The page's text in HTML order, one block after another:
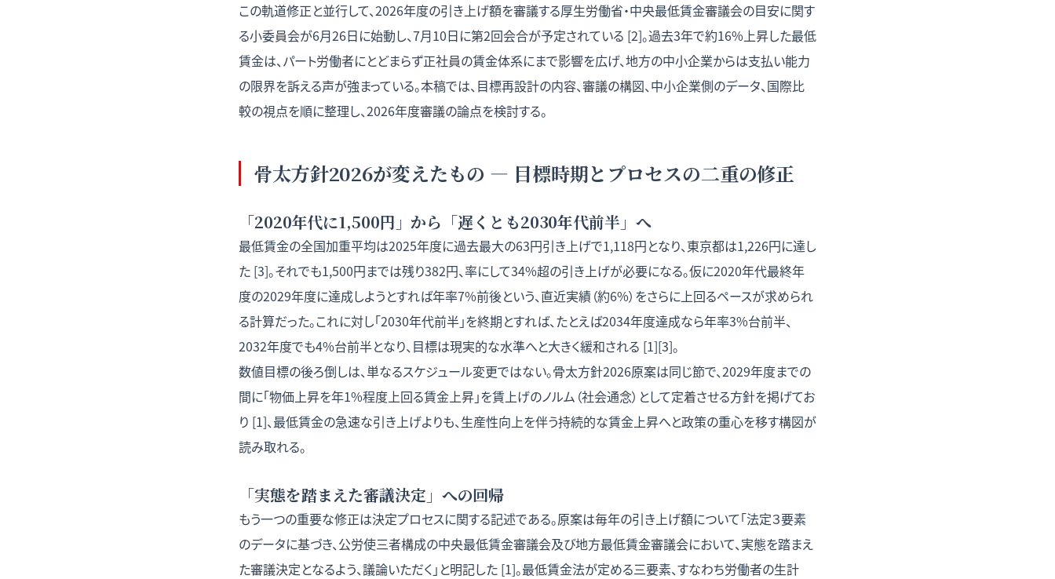
この軌道修正と並行して、2026年度の引き上げ額を審議する厚生労働省・中央最低賃金審議会の目安に関す
る小委員会が6月26日に始動し、7月10日に第2回会合が予定されている [2]。過去3年で約16%上昇した最低
賃金は、パート労働者にとどまらず正社員の賃金体系にまで影響を広げ、地方の中小企業からは支払い能力
の限界を訴える声が強まっている。本稿では、目標再設計の内容、審議の構図、中小企業側のデータ、国際比
較の視点を順に整理し、2026年度審議の論点を検討する。
骨太方針2026が変えたもの — 目標時期とプロセスの二重の修正
「2020年代に1,500円」から「遅くとも2030年代前半」へ
最低賃金の全国加重平均は2025年度に過去最大の63円引き上げで1,118円となり、東京都は1,226円に達し
た [3]。それでも1,500円までは残り382円、率にして34%超の引き上げが必要になる。仮に2020年代最終年
度の2029年度に達成しようとすれば年率7%前後という、直近実績（約6%）をさらに上回るペースが求められ
る計算だった。これに対し「2030年代前半」を終期とすれば、たとえば2034年度達成なら年率3%台前半、
2032年度でも4%台前半となり、目標は現実的な水準へと大きく緩和される [1][3]。
数値目標の後ろ倒しは、単なるスケジュール変更ではない。骨太方針2026原案は同じ節で、2029年度までの
間に「物価上昇を年1%程度上回る賃金上昇」を賃上げのノルム（社会通念）として定着させる方針を掲げてお
り [1]、最低賃金の急速な引き上げよりも、生産性向上を伴う持続的な賃金上昇へと政策の重心を移す構図が
読み取れる。
「実態を踏まえた審議決定」への回帰
もう一つの重要な修正は決定プロセスに関する記述である。原案は毎年の引き上げ額について「法定３要素
のデータに基づき、公労使三者構成の中央最低賃金審議会及び地方最低賃金審議会において、実態を踏まえ
た審議決定となるよう、議論いただく」と明記した [1]。最低賃金法が定める三要素、すなわち労働者の生計